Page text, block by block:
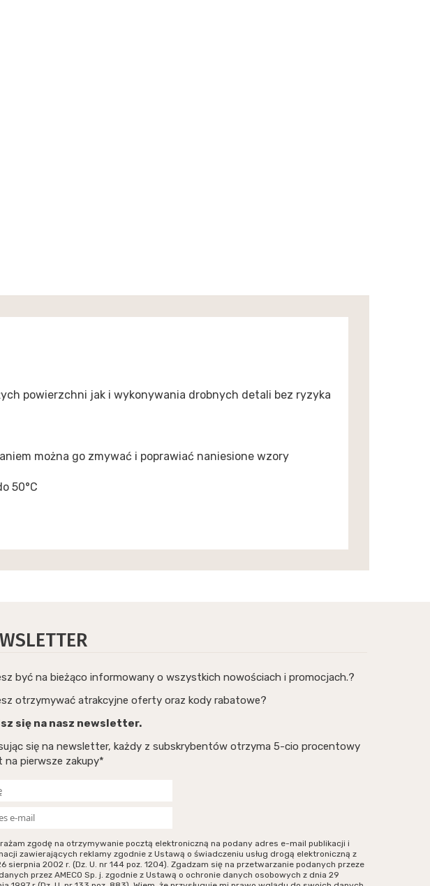
powierzchni jak i wykonywania drobnych detali bez ryzyka
można go zmywać i poprawiać naniesione wzory
50°C
być na bieżąco informowany o wszystkich nowościach i promocjach.?
otrzymywać atrakcyjne oferty oraz kody rabatowe?
się na nasz newsletter.
się na newsletter, każdy z subskrybentów otrzyma 5-cio procentowy
na pierwsze zakupy*
zgodę na otrzymywanie pocztą elektroniczną na podany adres e-mail publikacji i
zawierających reklamy zgodnie z Ustawą o świadczeniu usług drogą elektroniczną z
sierpnia 2002 r. (Dz. U. nr 144 poz. 1204). Zgadzam się na przetwarzanie podanych przeze
przez AMECO Sp. j. zgodnie z Ustawą o ochronie danych osobowych z dnia 29